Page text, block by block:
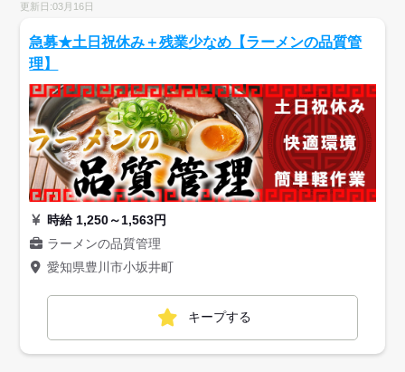
更新日:03月16日
急募★土日祝休み＋残業少なめ【ラーメンの品質管
理】
時給 1,250～1,563円
ラーメンの品質管理
愛知県豊川市小坂井町
キープする